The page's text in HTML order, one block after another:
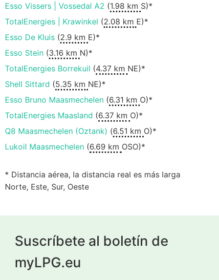
Esso Vissers | Vossedal A2 (1.98 km S)*
TotalEnergies | Krawinkel (2.08 km E)*
Esso De Kluis (2.9 km E)*
Esso Stein (3.16 km N)*
TotalEnergies Borrekuil (4.37 km NE)*
Shell Sittard (5.35 km NE)*
Esso Bruno Maasmechelen (6.31 km O)*
TotalEnergies Maasland (6.37 km O)*
Q8 Maasmechelen (Oztank) (6.51 km O)*
Lukoil Maasmechelen (6.69 km OSO)*
* Distancia aérea, la distancia real es más larga
Norte, Este, Sur, Oeste
Suscríbete al boletín de
myLPG.eu